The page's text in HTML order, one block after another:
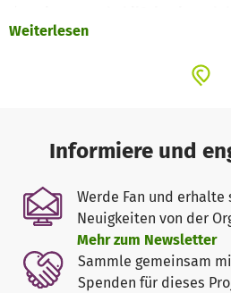
Streunerkatzen und -hunde
unnötiges Leid durch
1 Kastration kostes ca. 30 €
Mit jeder Spende können wir
langfristig Tierleid verhindern.
Weiterlesen
Informiere und
Werde Fan und erhalte
Neuigkeiten von der
Mehr zum Newsletter
Sammle gemeinsam
Spenden für dieses